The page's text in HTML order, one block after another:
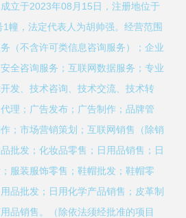
立于2023年08月15日，注册地位于
1幢，法定代表人为胡帅强。经营范围
（不含许可类信息咨询服务）；企业
全咨询服务；互联网数据服务；专业
发、技术咨询、技术交流、技术转
理；广告发布；广告制作；品牌管
；市场营销策划；互联网销售（除销
批发；化妆品零售；日用品销售；日
服装服饰零售；鞋帽批发；鞋帽零
品批发；日用化学产品销售；皮革制
品销售。（除依法须经批准的项目